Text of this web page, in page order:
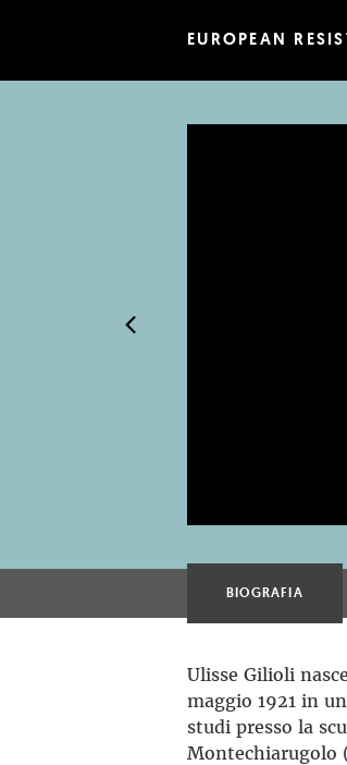
EUROPEAN
BIOGRAFIA
Ulisse Gilioli
maggio 1921 in
studi presso la
Montechiarugolo